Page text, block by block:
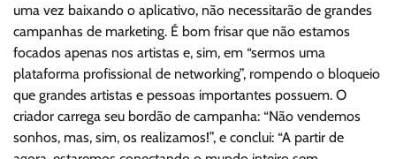
uma vez baixando o aplicativo, não necessitarão de grandes
campanhas de marketing. É bom frisar que não estamos
focados apenas nos artistas e, sim, em “sermos uma
plataforma profissional de networking”, rompendo o bloqueio
que grandes artistas e pessoas importantes possuem. O
criador carrega seu bordão de campanha: “Não vendemos
sonhos, mas, sim, os realizamos!”, e conclui: “A partir de